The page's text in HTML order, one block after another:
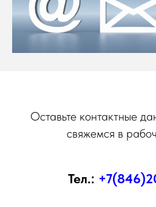
Оставьте контактные
свяжемся в
Тел.: